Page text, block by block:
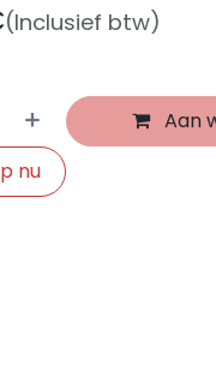
(Inclusief btw)
Aan
nu